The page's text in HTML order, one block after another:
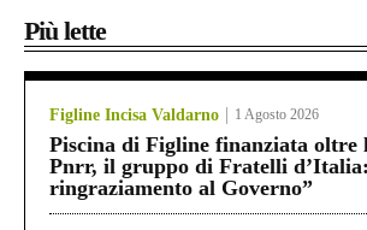
Più lette
Figline Incisa Valdarno 1 Agosto 2026
Piscina di Figline finanziata oltre
Pnrr, il gruppo di Fratelli
ringraziamento al Governo”